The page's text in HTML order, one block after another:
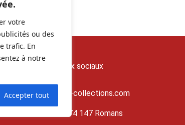
votre
ou des
trafic. En
à notre
Accepter tout
Nos réseaux sociaux
contact@lj-collections.com
RCS 979 374 147 Romans